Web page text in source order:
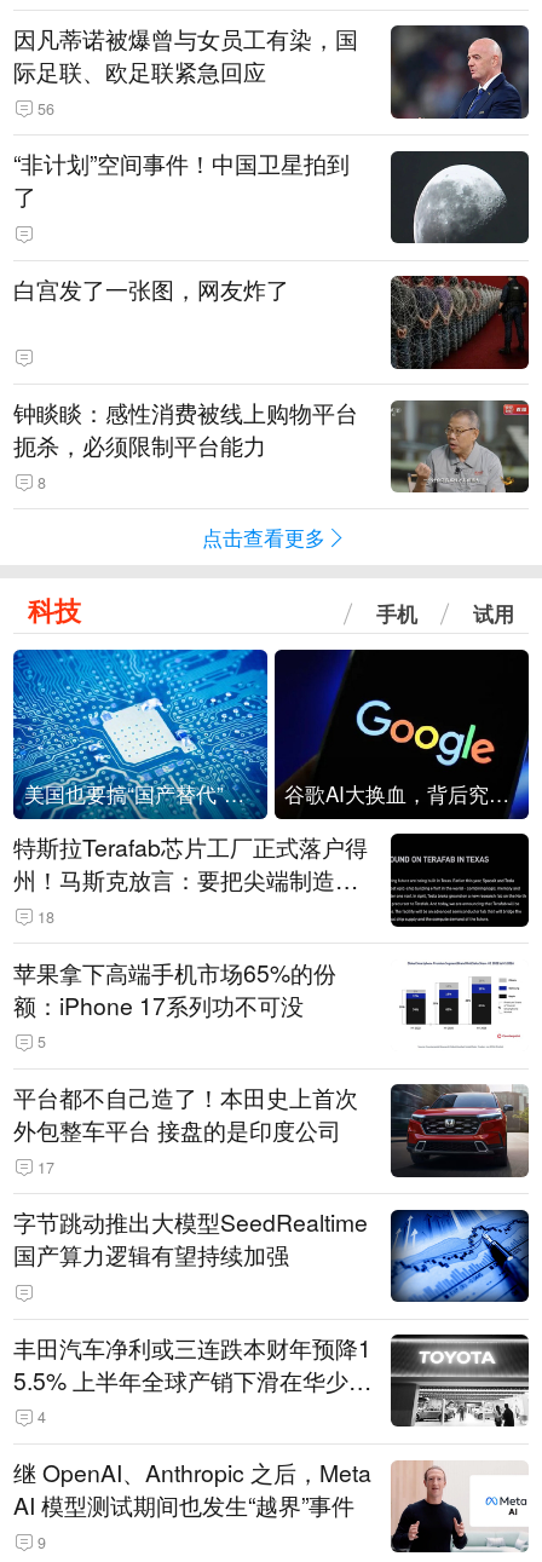
因凡蒂诺被爆曾与女员工有染，国
际足联、欧足联紧急回应
56
“非计划”空间事件！中国卫星拍到
了
白宫发了一张图，网友炸了
钟睒睒：感性消费被线上购物平台
扼杀，必须限制平台能力
8
点击查看更多
科技 手机 试用
美国也要搞“国产替代”？先算清三笔账 谷歌AI大换血，背后究竟发生了什么？
特斯拉Terafab芯片工厂正式落户得
州！马斯克放言：要把尖端制造带
回美国
18
苹果拿下高端手机市场65%的份
额：iPhone 17系列功不可没
5
平台都不自己造了！本田史上首次
外包整车平台 接盘的是印度公司
17
字节跳动推出大模型SeedRealtime
国产算力逻辑有望持续加强
丰田汽车净利或三连跌本财年预降1
5.5% 上半年全球产销下滑在华少卖
14.3万辆
4
继 OpenAI、Anthropic 之后，Meta
AI 模型测试期间也发生“越界”事件
9